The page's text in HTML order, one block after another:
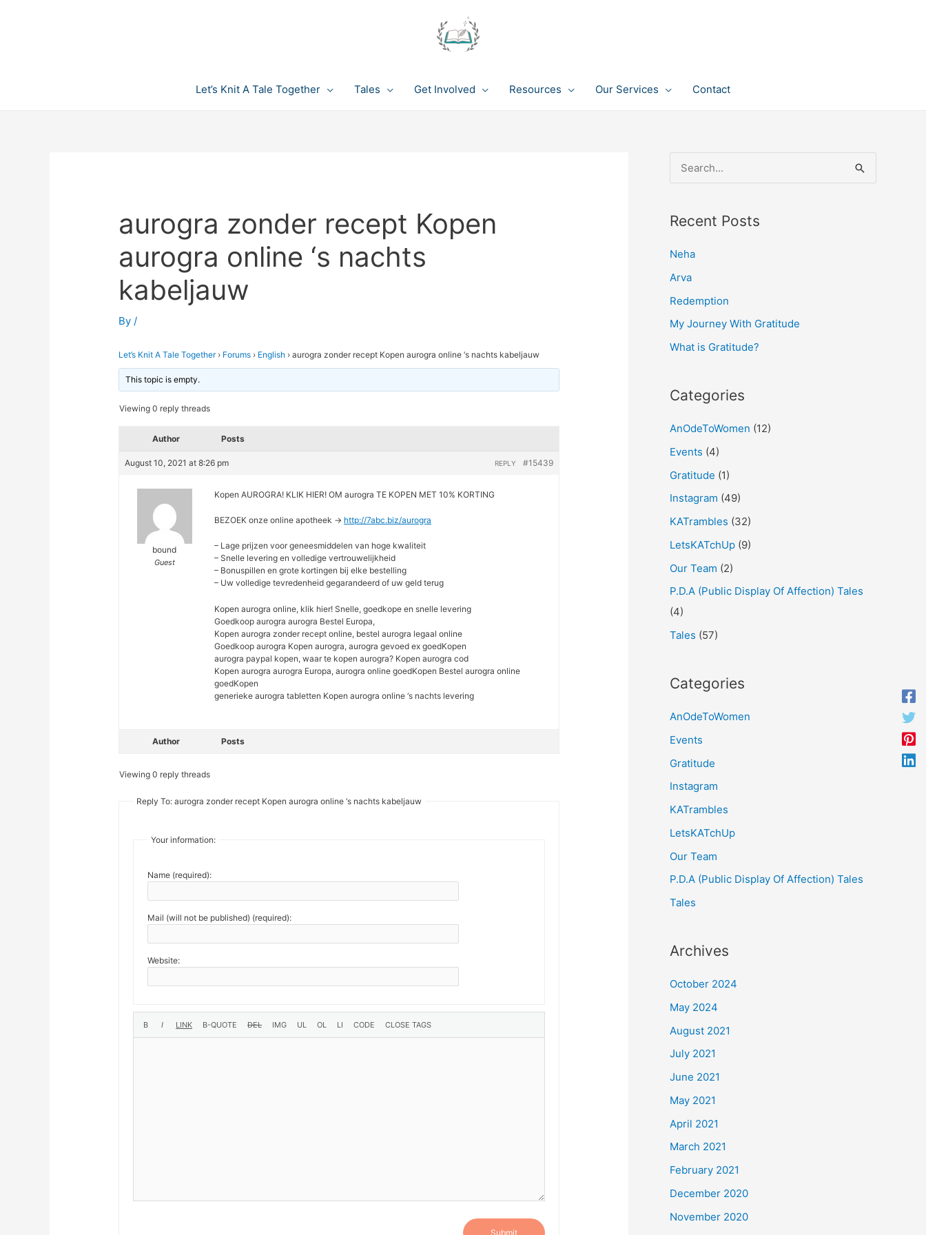
Let’s Knit A Tale Together Tales Get Involved Resources Our Services Contact
aurogra zonder recept Kopen
aurogra online ‘s nachts
kabeljauw
By/
Let’s Knit A Tale Together › Forums › English › aurogra zonder recept Kopen aurogra online ‘s nachts kabeljauw
This topic is empty.
Viewing 0 reply threads
Author Posts
August 10, 2021 at 8:26 pm #15439
REPLY
bound
Guest
Kopen AUROGRA! KLIK HIER! OM aurogra TE KOPEN MET 10% KORTING
BEZOEK onze online apotheek -> http://7abc.biz/aurogra
– Lage prijzen voor geneesmiddelen van hoge kwaliteit
– Snelle levering en volledige vertrouwelijkheid
– Bonuspillen en grote kortingen bij elke bestelling
– Uw volledige tevredenheid gegarandeerd of uw geld terug
Kopen aurogra online, klik hier! Snelle, goedkope en snelle levering
Goedkoop aurogra aurogra Bestel Europa,
Kopen aurogra zonder recept online, bestel aurogra legaal online
Goedkoop aurogra Kopen aurogra, aurogra gevoed ex goedKopen
aurogra paypal kopen, waar te kopen aurogra? Kopen aurogra cod
Kopen aurogra aurogra Europa, aurogra online goedKopen Bestel aurogra online
goedKopen
generieke aurogra tabletten Kopen aurogra online ‘s nachts levering
Author Posts
Viewing 0 reply threads
Reply To: aurogra zonder recept Kopen aurogra online ‘s nachts kabeljauw
Your information:
Name (required):
Mail (will not be published) (required):
Website:
Submit
e
r
f
o
r
:
Recent Posts
Neha
Arva
Redemption
My Journey With Gratitude
What is Gratitude?
Categories
AnOdeToWomen (12)
Events (4)
Gratitude (1)
Instagram (49)
KATrambles (32)
LetsKATchUp (9)
Our Team (2)
P.D.A (Public Display Of Affection) Tales
(4)
Tales (57)
Categories
AnOdeToWomen
Events
Gratitude
Instagram
KATrambles
LetsKATchUp
Our Team
P.D.A (Public Display Of Affection) Tales
Tales
Archives
October 2024
May 2024
August 2021
July 2021
June 2021
May 2021
April 2021
March 2021
February 2021
December 2020
November 2020